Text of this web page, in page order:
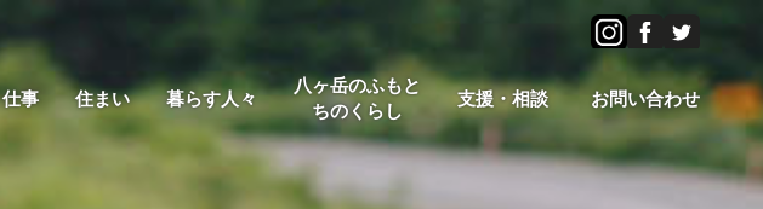
仕事 住まい 暮らす人々
八ヶ岳のふもと
ちのくらし
支援・相談 お問い合わせ